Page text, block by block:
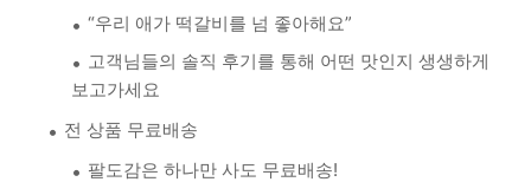
“우리 애가 떡갈비를 넘 좋아해요”
고객님들의 솔직 후기를 통해 어떤 맛인지 생생하게
보고가세요
전 상품 무료배송
팔도감은 하나만 사도 무료배송!